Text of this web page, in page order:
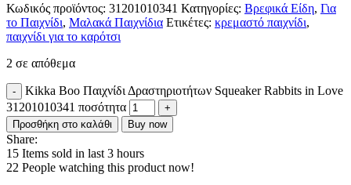
Κωδικός προϊόντος: 31201010341 Κατηγορίες: Βρεφικά Είδη, Για
το Παιχνίδι, Μαλακά Παιχνίδια Ετικέτες: κρεμαστό παιχνίδι,
παιχνίδι για το καρότσι
2 σε απόθεμα
Kikka Boo Παιχνίδι Δραστηριοτήτων Squeaker Rabbits in Love
31201010341 ποσότητα
Προσθήκη στο καλάθι Buy now
Share:
15 Items sold in last 3 hours
22 People watching this product now!